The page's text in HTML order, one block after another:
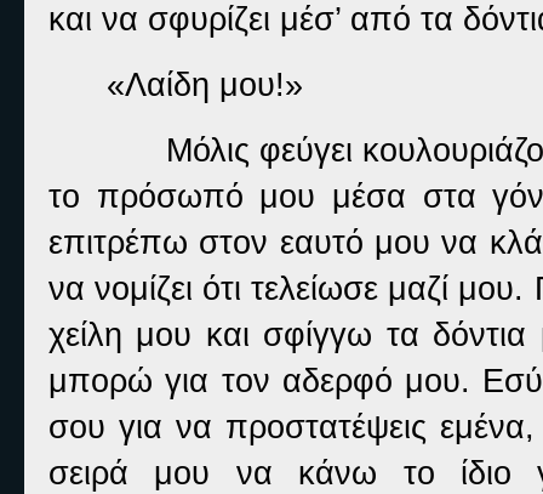
και να σφυρίζει μέσ’ από τα
«Λαίδη μου!»
Μόλις φεύγει
το πρόσωπό μου μέσα στα
επιτρέπω στον εαυτό μου να
να νομίζει ότι τελείωσε μαζί
χείλη μου και σφίγγω τα
μπορώ για τον αδερφό μου.
σου για να προστατέψεις
σειρά μου να κάνω το ίδιο